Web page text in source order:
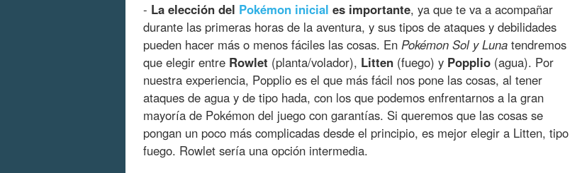
- La elección del Pokémon inicial es importante, ya que te va a acompañar
durante las primeras horas de la aventura, y sus tipos de ataques y debilidades
pueden hacer más o menos fáciles las cosas. En Pokémon Sol y Luna tendremos
que elegir entre Rowlet (planta/volador), Litten (fuego) y Popplio (agua). Por
nuestra experiencia, Popplio es el que más fácil nos pone las cosas, al tener
ataques de agua y de tipo hada, con los que podemos enfrentarnos a la gran
mayoría de Pokémon del juego con garantías. Si queremos que las cosas se
pongan un poco más complicadas desde el principio, es mejor elegir a Litten, tipo
fuego. Rowlet sería una opción intermedia.